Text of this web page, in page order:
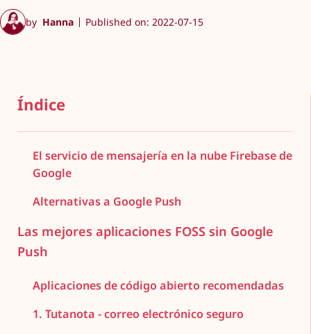
by Hanna Published on: 2022-07-15
Índice
El servicio de mensajería en la nube Firebase de
Google
Alternativas a Google Push
Las mejores aplicaciones FOSS sin Google
Push
Aplicaciones de código abierto recomendadas
1. Tutanota - correo electrónico seguro